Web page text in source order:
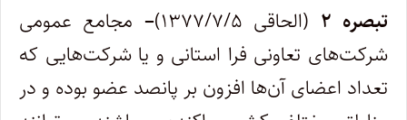
تبصره ۲
(الحاقی ۱۳۷۷/۷/۵) – مجامع عمومی
شرکت‌های تعاونی فرا استانی و یا شرکت‌هایی که
تعداد اعضای آن‌ها افزون بر پانصد عضو بوده و در